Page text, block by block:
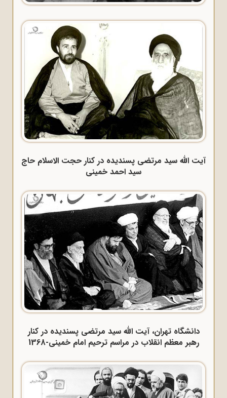
آیت الله سید مرتضی پسندیده در کنار حجت الاسلام حاج
سید احمد خمینی
دانشگاه تهران، آیت الله سید مرتضی پسندیده در کنار
رهبر معظم انقلاب در مراسم ترحیم امام خمینی-1368